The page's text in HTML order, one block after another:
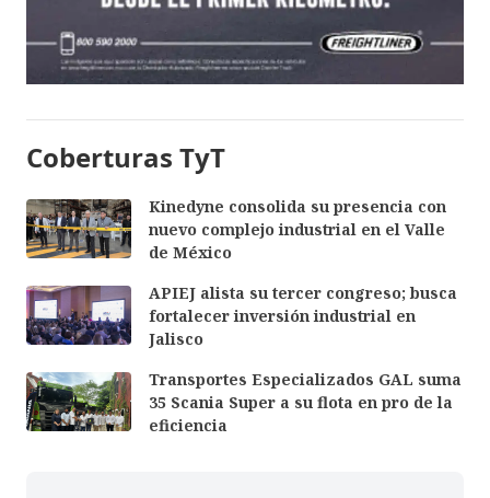
Coberturas TyT
Kinedyne consolida su presencia con
nuevo complejo industrial en el Valle
de México
APIEJ alista su tercer congreso; busca
fortalecer inversión industrial en
Jalisco
Transportes Especializados GAL suma
35 Scania Super a su flota en pro de la
eficiencia